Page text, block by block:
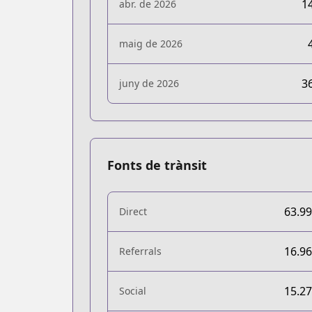
abr. de 2026
maig de 2026
juny de 2026
Fonts de trànsit
Direct
Referrals
Social